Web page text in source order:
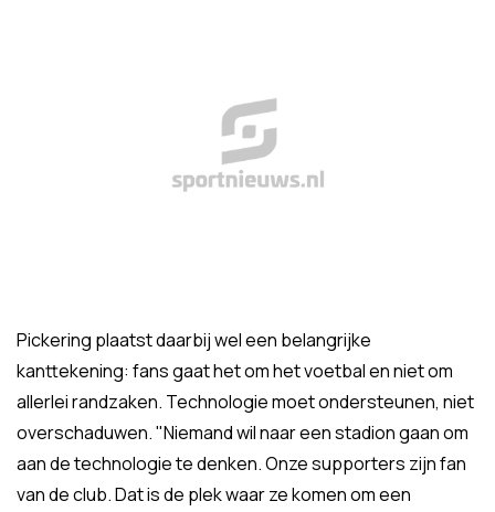
Pickering plaatst daarbij wel een belangrijke
kanttekening: fans gaat het om het voetbal en niet om
allerlei randzaken. Technologie moet ondersteunen, niet
overschaduwen. "Niemand wil naar een stadion gaan om
aan de technologie te denken. Onze supporters zijn fan
van de club. Dat is de plek waar ze komen om een